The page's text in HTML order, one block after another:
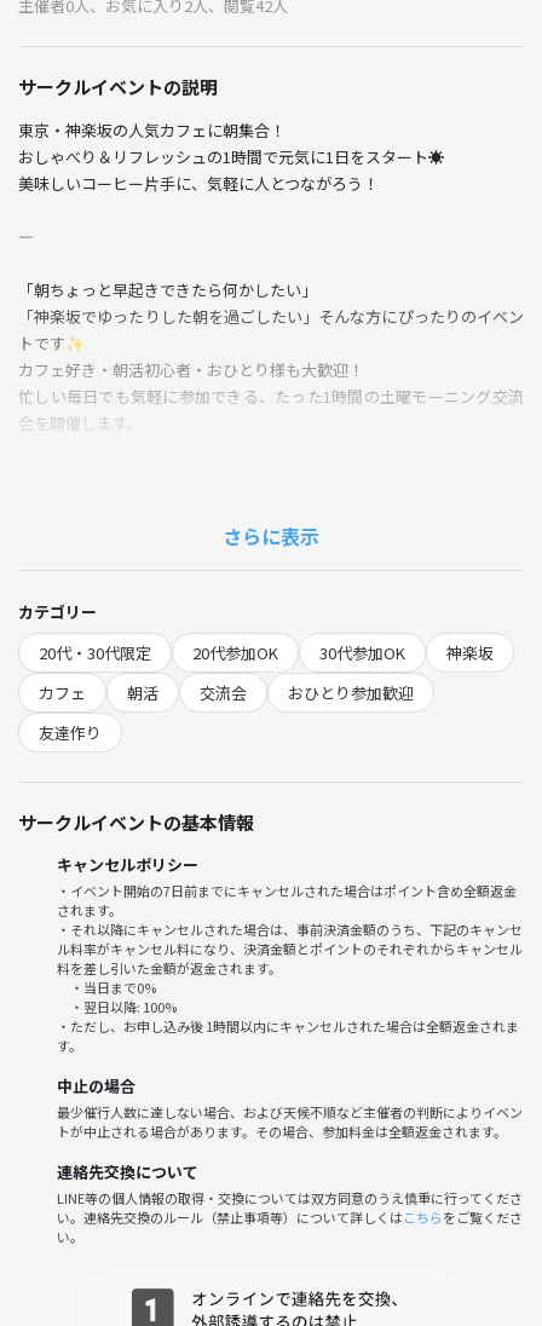
主催者0人、お気に入り2人、閲覧42人
サークルイベントの説明
東京・神楽坂の人気カフェに朝集合！
おしゃべり＆リフレッシュの1時間で元気に1日をスタート☀️
美味しいコーヒー片手に、気軽に人とつながろう！
—
「朝ちょっと早起きできたら何かしたい」
「神楽坂でゆったりした朝を過ごしたい」そんな方にぴったりのイベン
トです✨
カフェ好き・朝活初心者・おひとり様も大歓迎！
忙しい毎日でも気軽に参加できる、たった1時間の土曜モーニング交流
会を開催します。
3. "継続しやすいカジュアルな朝活" 面倒な準備や長時間の拘束ナシ！朝
カフェを楽しんだらすぐ解散。
4. "地元の素敵なカフェを開拓" 神楽坂在住・通勤の方も、初めて訪れる
方も必見の名店チョイス。
5. "プライベートも仕事もリセット" 週末の朝に心地よい刺激、リフレッ
シュした自分で午後を迎えられる！
・8:00 Gather by UNPLAN 神楽坂 現地集合
・8:05 カフェ入店＆オーダー
・8:10 テーマトーク＆自由なおしゃべり
・9:00 その場で解散！各自の1日を楽しんでください
・初参加・おひとり様・朝が弱めな方も安心！気軽に話せる空気づくり
を大切にしています。
・「短時間だからこそストレスフリー」「新しい知り合いができる」
「毎週続けやすい」と好評の朝活サークルです。
・主催メンバーも朝活初心者多数！フランクな運営で、皆さんの意見を
柔軟に取り入れています。
さらに表示
カテゴリー
20代・30代限定
20代参加OK 30代参加OK
神楽坂
カフェ
朝活 交流会
おひとり参加歓迎
友達作り
サークルイベントの基本情報
キャンセルポリシー
・イベント開始の7日前までにキャンセルされた場合はポイント含め全額返金
されます。
・それ以降にキャンセルされた場合は、事前決済金額のうち、下記のキャンセ
ル料率がキャンセル料になり、決済金額とポイントのそれぞれからキャンセル
料を差し引いた金額が返金されます。
・当日まで0%
・翌日以降: 100%
・ただし、お申し込み後 1時間以内にキャンセルされた場合は全額返金されま
す。
中止の場合
最少催行人数に達しない場合、および天候不順など主催者の判断によりイベン
トが中止される場合があります。その場合、参加料金は全額返金されます。
連絡先交換について
LINE等の個人情報の取得・交換については双方同意のうえ慎重に行ってくださ
い。連絡先交換のルール（禁止事項等）について詳しくはこちらをご覧くださ
い。